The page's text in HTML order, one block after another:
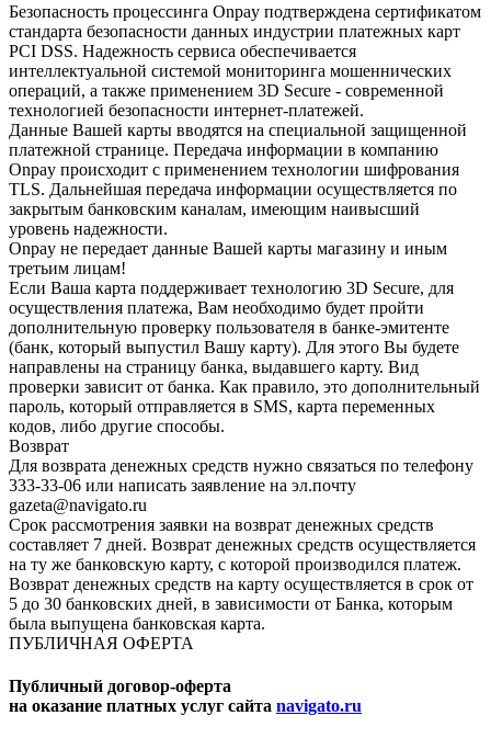
Безопасность процессинга Onpay подтверждена сертификатом
стандарта безопасности данных индустрии платежных карт
PCI DSS. Надежность сервиса обеспечивается
интеллектуальной системой мониторинга мошеннических
операций, а также применением 3D Secure - современной
технологией безопасности интернет-платежей.
Данные Вашей карты вводятся на специальной защищенной
платежной странице. Передача информации в компанию
Onpay происходит с применением технологии шифрования
TLS. Дальнейшая передача информации осуществляется по
закрытым банковским каналам, имеющим наивысший
уровень надежности.
Onpay не передает данные Вашей карты магазину и иным
третьим лицам!
Если Ваша карта поддерживает технологию 3D Secure, для
осуществления платежа, Вам необходимо будет пройти
дополнительную проверку пользователя в банке-эмитенте
(банк, который выпустил Вашу карту). Для этого Вы будете
направлены на страницу банка, выдавшего карту. Вид
проверки зависит от банка. Как правило, это дополнительный
пароль, который отправляется в SMS, карта переменных
кодов, либо другие способы.
Возврат
Для возврата денежных средств нужно связаться по телефону
333-33-06 или написать заявление на эл.почту
gazeta@navigato.ru
Срок рассмотрения заявки на возврат денежных средств
составляет 7 дней. Возврат денежных средств осуществляется
на ту же банковскую карту, с которой производился платеж.
Возврат денежных средств на карту осуществляется в срок от
5 до 30 банковских дней, в зависимости от Банка, которым
была выпущена банковская карта.
ПУБЛИЧНАЯ ОФЕРТА
Публичный договор-оферта
на оказание платных услуг сайта navigato.ru